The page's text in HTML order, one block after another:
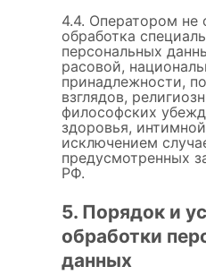
4.4. Оператором не
обработка
персональных
расовой,
принадлежности,
взглядов,
философских
здоровья,
исключением
предусмотренных
РФ.
5. Порядок и
обработки
данных